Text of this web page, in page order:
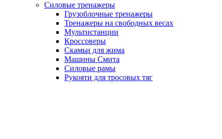
Силовые тренажеры
Грузоблочные тренажеры
Тренажеры на свободных весах
Мультистанции
Кроссоверы
Скамьи для жима
Машины Смита
Силовые рамы
Рукояти для тросовых тяг